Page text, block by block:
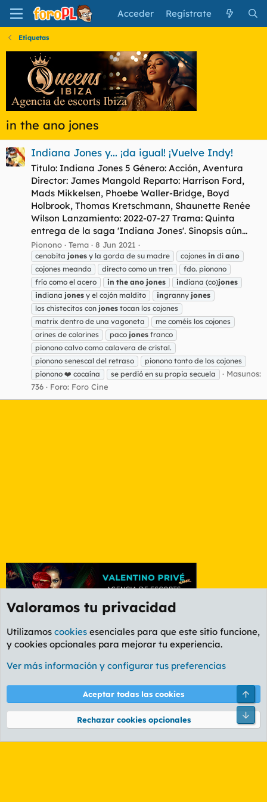
Acceder Regístrate
Etiquetas
in the ano jones
Indiana Jones y... ¡da igual! ¡Vuelve Indy!
Título: Indiana Jones 5 Género: Acción, Aventura
Director: James Mangold Reparto: Harrison Ford,
Mads Mikkelsen, Phoebe Waller-Bridge, Boyd
Holbrook, Thomas Kretschmann, Shaunette Renée
Wilson Lanzamiento: 2022-07-27 Trama: Quinta
entrega de la saga 'Indiana Jones'. Sinopsis aún...
Pionono Tema 8 Jun 2021
cenobita jones y la gorda de su madre cojones in di ano
cojones meando
directo como un tren
fdo. pionono
frío como el acero
in the ano jones indiana (co)jones
indiana jones y el cojón maldito ingranny jones
los chistecitos con jones tocan los cojones
matrix dentro de una vagoneta
me coméis los cojones
orines de colorines
paco jones franco
pionono calvo como calavera de cristal.
pionono senescal del retraso
pionono tonto de los cojones
pionono ❤️ cocaína
se perdió en su propia secuela
Masunos:
736
Foro: Foro Cine
Etiquetas
Cookies
PL OLDSTYLE AMARILLO
Términos y reglas Política de privacidad Ayuda
Community platform by XenForo® © 2010-2026 XenForo Ltd.
Valoramos tu privacidad
Utilizamos cookies esenciales para que este sitio funcione,
y cookies opcionales para mejorar tu experiencia.
Ver más información y configurar tus preferencias
Aceptar todas las cookies
Rechazar cookies opcionales
Pie